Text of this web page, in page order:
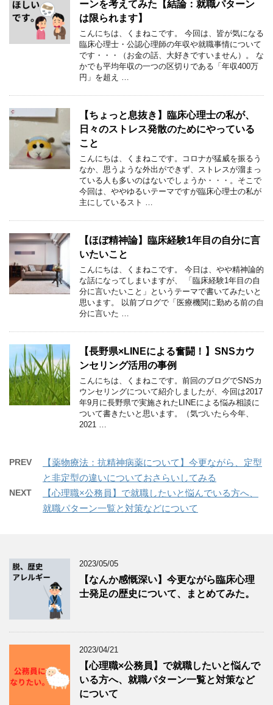
ーンを考えてみた【結論：就職パターン
は限られます】
こんにちは、くまねこです。 今回は、皆が気になる
臨床心理士・公認心理師の年収や就職事情について
です・・・（お金の話、大好きですいません）。 な
かでも平均年収の一つの区切りである「年収400万
円」を超え …
【ちょっと息抜き】臨床心理士の私が、
日々のストレス発散のためにやっている
こと
こんにちは、くまねこです。コロナが猛威を振るう
なか、思うような外出ができず、ストレスが溜まっ
ている人も多いのはないでしょうか・・・。そこで
今回は、ややゆるいテーマですが臨床心理士の私が
主にしているスト …
【ほぼ精神論】臨床経験1年目の自分に言
いたいこと
こんにちは、くまねこです。 今日は、やや精神論的
な話になってしまいますが、 「臨床経験1年目の自
分に言いたいこと」というテーマで書いてみたいと
思います。 以前ブログで「医療機関に勤める前の自
分に言いた …
【長野県×LINEによる奮闘！】SNSカウ
ンセリング活用の事例
こんにちは、くまねこです。前回のブログでSNSカ
ウンセリングについて紹介しましたが、今回は2017
年9月に長野県で実施されたLINEによる悩み相談に
ついて書きたいと思います。（気づいたら今年、
2021 …
PREV
【薬物療法：抗精神病薬について】今更ながら、定型
と非定型の違いについておさらいしてみる
NEXT
【心理職×公務員】で就職したいと悩んでいる方へ、
就職パターン一覧と対策などについて
2023/05/05
【なんか感慨深い】今更ながら臨床心理
士発足の歴史について、まとめてみた。
2023/04/21
【心理職×公務員】で就職したいと悩んで
いる方へ、就職パターン一覧と対策など
について